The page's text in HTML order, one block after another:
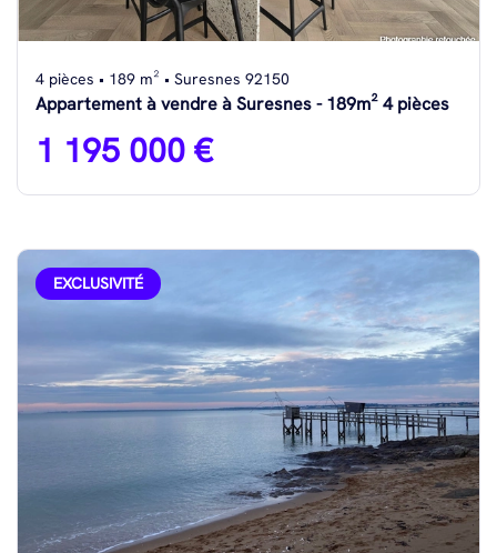
4 pièces • 189 m² • Suresnes 92150
Appartement à vendre à Suresnes - 189m² 4 pièces
1 195 000 €
EXCLUSIVITÉ